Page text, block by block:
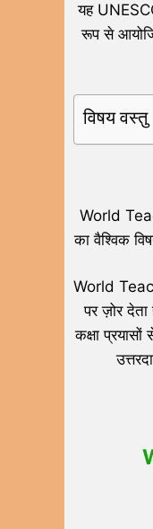
यह
रूप से
विषय वस्तु
World
का वैश्विक
World
पर ज़ोर
कक्षा